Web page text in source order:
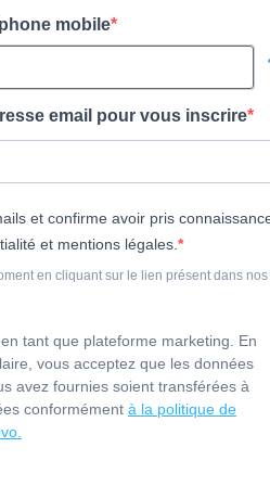
mobile
email pour vous inscrire
et confirme avoir pris
et mentions légales.
en cliquant sur le lien présent dans nos
tant que plateforme marketing. En
vous acceptez que les données
avez fournies soient transférées à
conformément à la politique de